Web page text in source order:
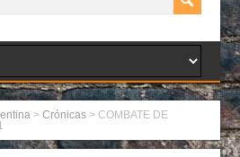
>Crónicas >COMBATE DE